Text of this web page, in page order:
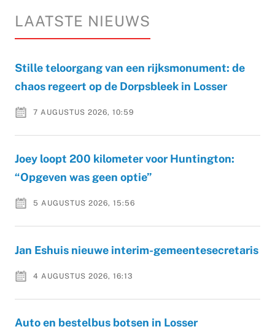
LAATSTE NIEUWS
Stille teloorgang van een rijksmonument: de
chaos regeert op de Dorpsbleek in Losser
7 AUGUSTUS 2026, 10:59
Joey loopt 200 kilometer voor Huntington:
“Opgeven was geen optie”
5 AUGUSTUS 2026, 15:56
Jan Eshuis nieuwe interim-gemeentesecretaris
4 AUGUSTUS 2026, 16:13
Auto en bestelbus botsen in Losser